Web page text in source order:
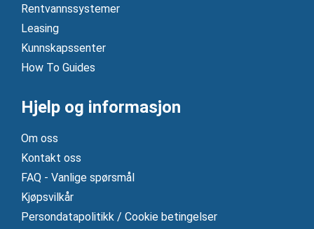
Rentvannssystemer
Leasing
Kunnskapssenter
How To Guides
Hjelp og informasjon
Om oss
Kontakt oss
FAQ - Vanlige spørsmål
Kjøpsvilkår
Persondatapolitikk / Cookie betingelser